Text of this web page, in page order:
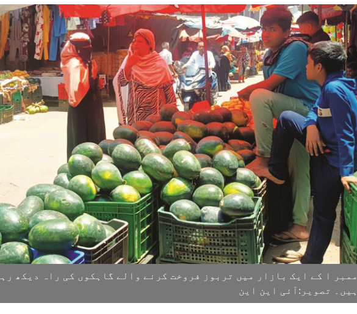
ممبر ا کے ایک بازار میں تربوز فروخت کرنے والے گاہکوں کی راہ دیکھ
ہیں۔ تصویر:آئی این این